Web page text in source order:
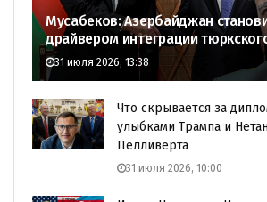
Мусабеков: Азербайджан
драйвером интеграции
31 июля 2026, 13:38
Что скрывается за
улыбками Трампа и
Пелливерта
31 июля 2026, 10:00